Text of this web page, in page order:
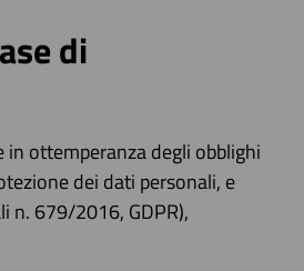
di
ottemperanza degli obblighi
dei dati personali, e
n. 679/2016, GDPR),